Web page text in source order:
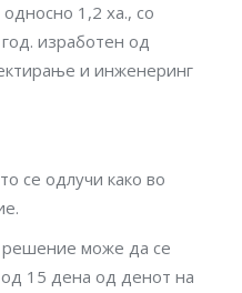
1,2 ха., со
изработен од
и инженеринг
се одлучи како во
може да се
од 15 дена од денот на